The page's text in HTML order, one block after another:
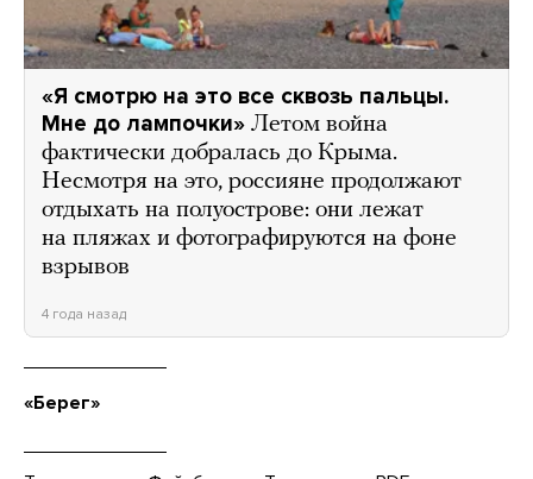
«Я смотрю на это все сквозь пальцы.
Мне до лампочки» Летом война
фактически добралась до Крыма.
Несмотря на это, россияне продолжают
отдыхать на полуострове: они лежат
на пляжах и фотографируются на фоне
взрывов
4 года назад
«Берег»